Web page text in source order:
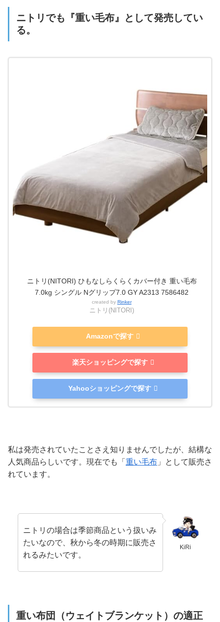
ニトリでも『重い毛布』として発売してい
る。
ニトリ(NITORI) ひもなしらくらくカバー付き 重い毛布
7.0kg シングル Nグリップ7.0 GY A2313 7586482
created by Rinker
ニトリ(NITORI)
Amazonで探す
楽天ショッピングで探す
Yahooショッピングで探す
私は発売されていたことさえ知りませんでしたが、結構な
人気商品らしいです。現在でも「 重い毛布 」として販売さ
れています。
KiRi
ニトリの場合は季節商品という扱いみ
たいなので、秋から冬の時期に販売さ
れるみたいです。
重い布団（ウェイトブランケット）の適正